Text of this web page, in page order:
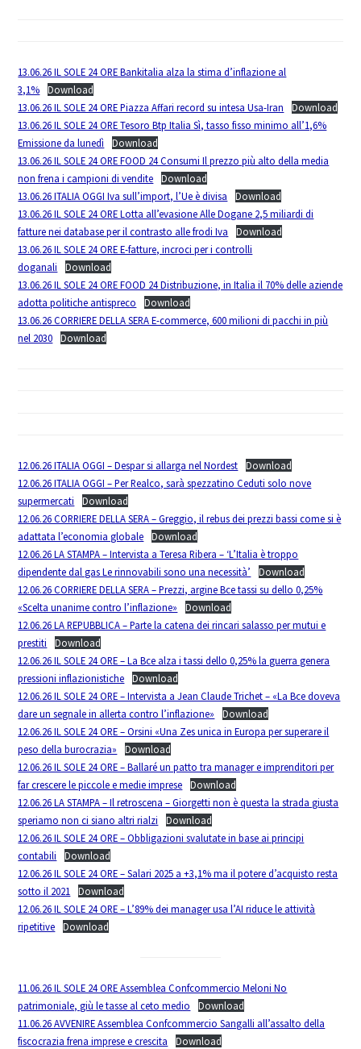
13.06.26 IL SOLE 24 ORE Bankitalia alza la stima d’inflazione al
3,1%
Download
13.06.26 IL SOLE 24 ORE Piazza Affari record su intesa Usa-Iran
Download
13.06.26 IL SOLE 24 ORE Tesoro Btp Italia Sì, tasso fisso minimo all’1,6%
Emissione da lunedì
Download
13.06.26 IL SOLE 24 ORE FOOD 24 Consumi Il prezzo più alto della media
non frena i campioni di vendite
Download
13.06.26 ITALIA OGGI Iva sull’import, l’Ue è divisa
Download
13.06.26 IL SOLE 24 ORE Lotta all’evasione Alle Dogane 2,5 miliardi di
fatture nei database per il contrasto alle frodi Iva
Download
13.06.26 IL SOLE 24 ORE E-fatture, incroci per i controlli
doganali
Download
13.06.26 IL SOLE 24 ORE FOOD 24 Distribuzione, in Italia il 70% delle aziende
adotta politiche antispreco
Download
13.06.26 CORRIERE DELLA SERA E-commerce, 600 milioni di pacchi in più
nel 2030
Download
12.06.26 ITALIA OGGI – Despar si allarga nel Nordest
Download
12.06.26 ITALIA OGGI – Per Realco, sarà spezzatino Ceduti solo nove
supermercati
Download
12.06.26 CORRIERE DELLA SERA – Greggio, il rebus dei prezzi bassi come si è
adattata l’economia globale
Download
12.06.26 LA STAMPA – Intervista a Teresa Ribera – ‘L’Italia è troppo
dipendente dal gas Le rinnovabili sono una necessità’
Download
12.06.26 CORRIERE DELLA SERA – Prezzi, argine Bce tassi su dello 0,25%
«Scelta unanime contro l’inflazione»
Download
12.06.26 LA REPUBBLICA – Parte la catena dei rincari salasso per mutui e
prestiti
Download
12.06.26 IL SOLE 24 ORE – La Bce alza i tassi dello 0,25% la guerra genera
pressioni inflazionistiche
Download
12.06.26 IL SOLE 24 ORE – Intervista a Jean Claude Trichet – «La Bce doveva
dare un segnale in allerta contro l’inflazione»
Download
12.06.26 IL SOLE 24 ORE – Orsini «Una Zes unica in Europa per superare il
peso della burocrazia»
Download
12.06.26 IL SOLE 24 ORE – Ballaré un patto tra manager e imprenditori per
far crescere le piccole e medie imprese
Download
12.06.26 LA STAMPA – Il retroscena – Giorgetti non è questa la strada giusta
speriamo non ci siano altri rialzi
Download
12.06.26 IL SOLE 24 ORE – Obbligazioni svalutate in base ai principi
contabili
Download
12.06.26 IL SOLE 24 ORE – Salari 2025 a +3,1% ma il potere d’acquisto resta
sotto il 2021
Download
12.06.26 IL SOLE 24 ORE – L’89% dei manager usa l’AI riduce le attività
ripetitive
Download
11.06.26 IL SOLE 24 ORE Assemblea Confcommercio Meloni No
patrimoniale, giù le tasse al ceto medio
Download
11.06.26 AVVENIRE Assemblea Confcommercio Sangalli all’assalto della
fiscocrazia frena imprese e crescita
Download